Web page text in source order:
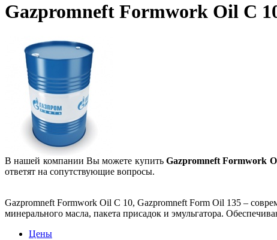
Gazpromneft Formwork Oil C
В нашей компании Вы можете купить Gazpromneft Formwork
ответят на сопутствующие вопросы.
Gazpromneft Formwork Oil C 10, Gazpromneft Form Oil 135 –
минерального масла, пакета присадок и эмульгатора.
Цены